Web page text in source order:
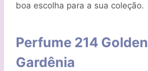
boa escolha para a sua coleção.
Perfume 214 Golden
Gardênia